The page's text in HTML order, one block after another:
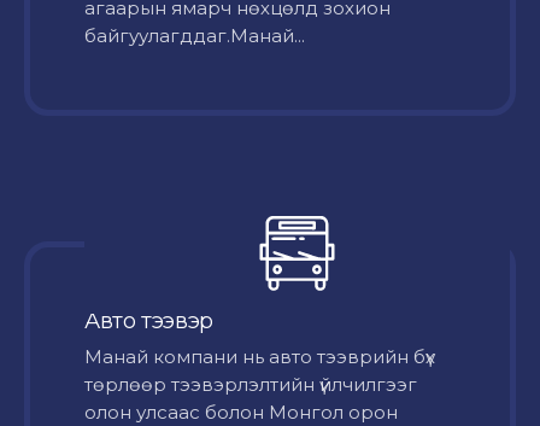
агаарын ямарч нөхцөлд зохион
байгуулагддаг.Манай...
Авто тээвэр
Mанай компани нь авто тээврийн бүх
төрлөөр тээвэрлэлтийн үйлчилгээг
олон улсаас болон Монгол орон